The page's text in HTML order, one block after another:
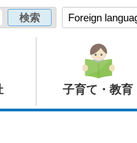
Foreign
子育て・教育